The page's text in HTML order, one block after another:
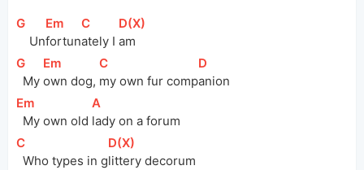
[
G
Un
[Em
fortun
[
C
ately I
[D(X)
am
[
G
  My
[Em
own dog,
[
C
my own fur comp
[D
anion
[Em
  My own old
[
A
lady on a forum
[
C
  Who types in
g
[D(X)
littery decorum